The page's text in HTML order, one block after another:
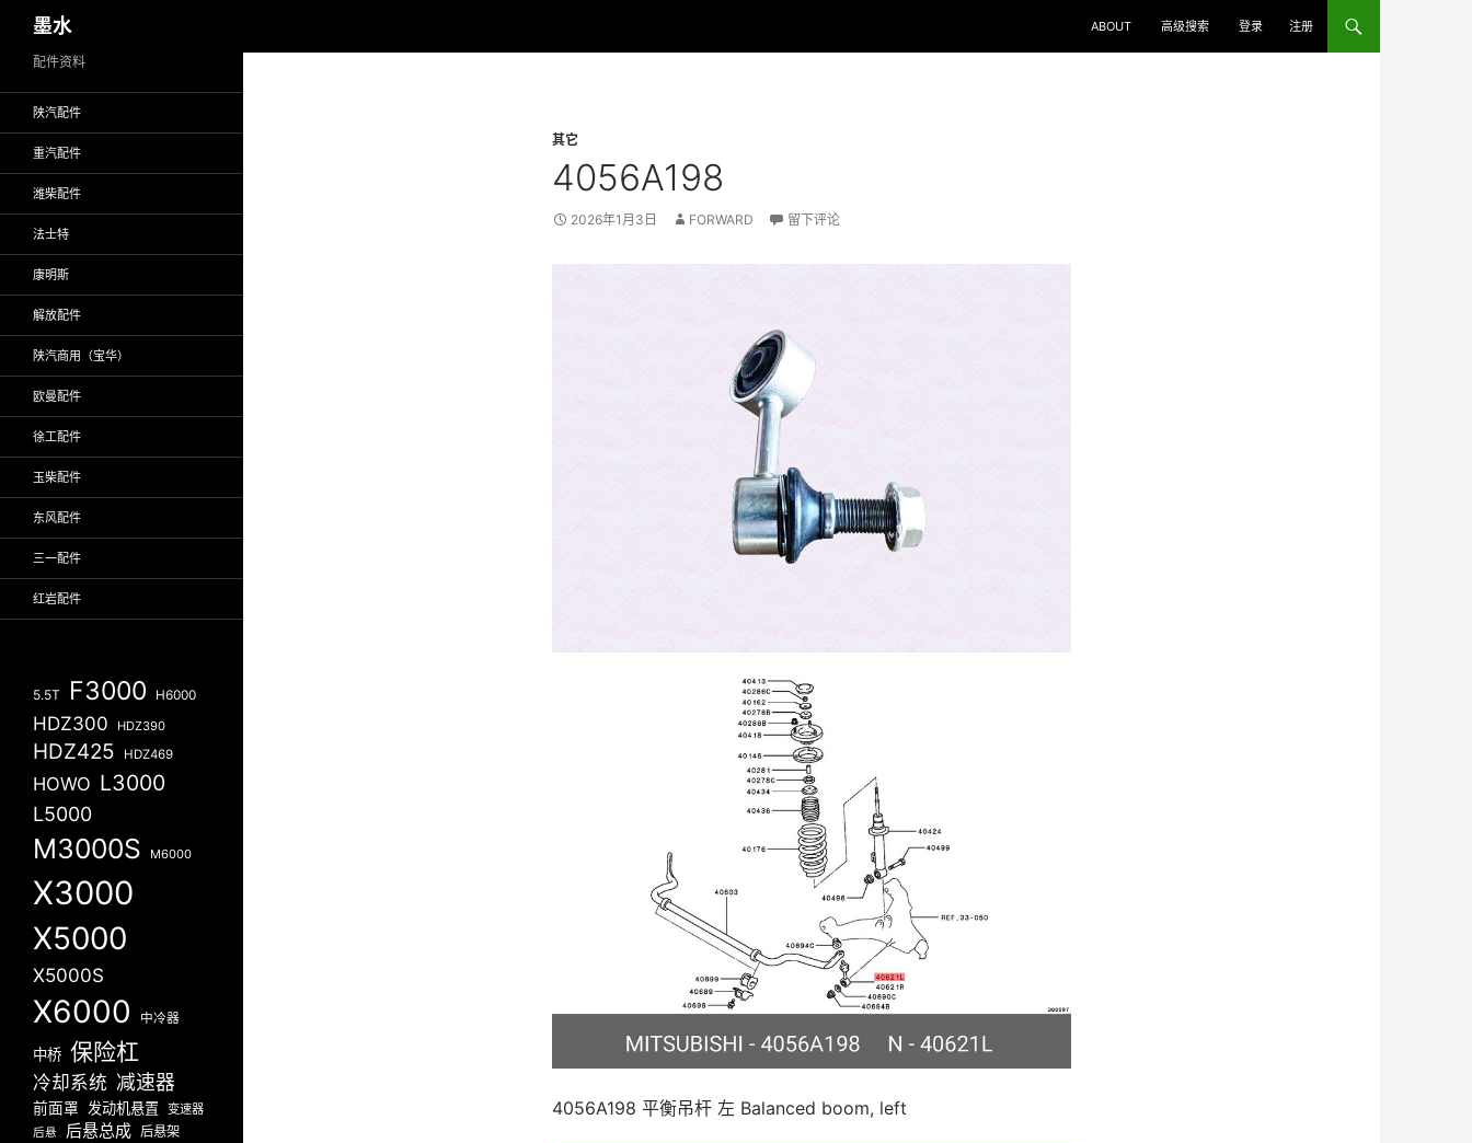
至
墨水 ABOUT 高级搜索 登录 注册
其它
4056A198
2026年1月3日 FORWARD 留下评论
4056A198 平衡吊杆 左 Balanced boom, left
配件资料
陕汽配件
重汽配件
潍柴配件
法士特
康明斯
解放配件
陕汽商用（宝华）
欧曼配件
徐工配件
玉柴配件
东风配件
三一配件
红岩配件
5.5T F3000 H6000
HDZ300 HDZ390
HDZ425 HDZ469
HOWO L3000
L5000
M3000S M6000
X3000
X5000
X5000S
X6000 中冷器
中桥 保险杠
冷却系统 减速器
前面罩 发动机悬置 变速器
后悬 后悬总成 后悬架